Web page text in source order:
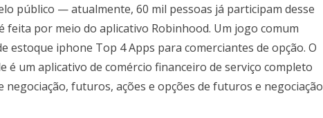
público — atualmente, 60 mil pessoas já participam desse
feita por meio do aplicativo Robinhood. Um jogo comum
estoque iphone Top 4 Apps para comerciantes de opção. O
é um aplicativo de comércio financeiro de serviço completo
negociação, futuros, ações e opções de futuros e negociação